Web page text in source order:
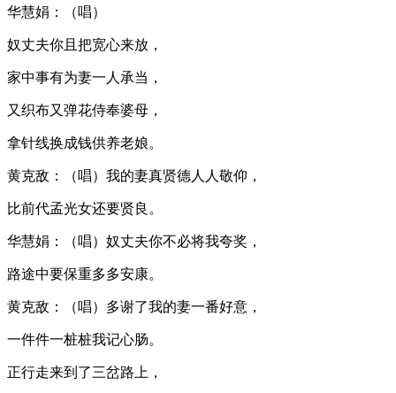
华慧娟：（唱）
奴丈夫你且把宽心来放，
家中事有为妻一人承当，
又织布又弹花侍奉婆母，
拿针线换成钱供养老娘。
黄克敌：（唱）我的妻真贤德人人敬仰，
比前代孟光女还要贤良。
华慧娟：（唱）奴丈夫你不必将我夸奖，
路途中要保重多多安康。
黄克敌：（唱）多谢了我的妻一番好意，
一件件一桩桩我记心肠。
正行走来到了三岔路上，